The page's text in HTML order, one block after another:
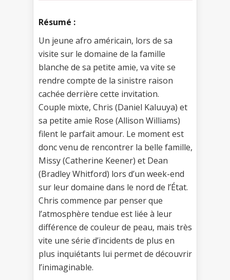
Résumé :
Un jeune afro américain, lors de sa
visite sur le domaine de la famille
blanche de sa petite amie, va vite se
rendre compte de la sinistre raison
cachée derrière cette invitation.
Couple mixte, Chris (Daniel Kaluuya) et
sa petite amie Rose (Allison Williams)
filent le parfait amour. Le moment est
donc venu de rencontrer la belle famille,
Missy (Catherine Keener) et Dean
(Bradley Whitford) lors d’un week-end
sur leur domaine dans le nord de l’État.
Chris commence par penser que
l’atmosphère tendue est liée à leur
différence de couleur de peau, mais très
vite une série d’incidents de plus en
plus inquiétants lui permet de découvrir
l’inimaginable.